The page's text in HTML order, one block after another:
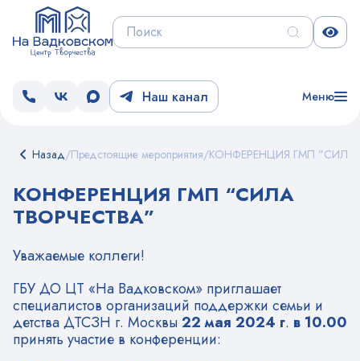
Наш канал Меню
Назад/Предстоящие мероприятия/КОНФЕРЕНЦИЯ ГМП "СИЛА
КОНФЕРЕНЦИЯ ГМП “СИЛА
ТВОРЧЕСТВА”
Уважаемые коллеги!
ГБУ ДО ЦТ «На Вадковском» приглашает
специалистов организаций поддержки семьи и
детства ДТСЗН г. Москвы22 мая 2024 г. в 10.00
принять участие в конференции: